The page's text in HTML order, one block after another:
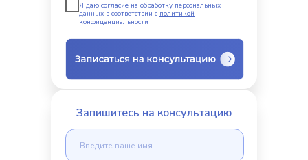
Я даю согласие на обработку персональных
данных в соответствии с политикой
конфиденциальности
Запишитесь на консультацию